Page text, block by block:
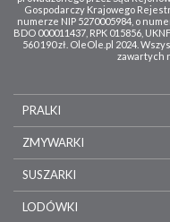
Gospodarczy Krajowego
numerze NIP 5270005984, o
BDO 000011437, RPK 015856,
560 190 zł. OleOle.pl 2024.
zawartych
PRALKI
ZMYWARKI
SUSZARKI
LODÓWKI